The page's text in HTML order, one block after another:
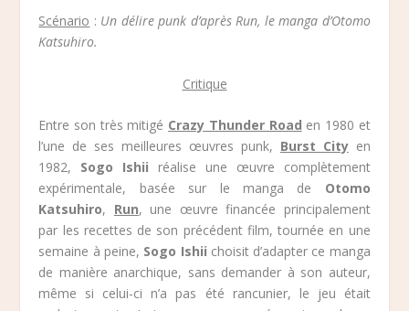
Scénario : Un délire punk d’après Run, le manga d’Otomo
Katsuhiro.
Critique
Entre son très mitigé Crazy Thunder Road en 1980 et
l’une de ses meilleures œuvres punk, Burst Cityen
1982, Sogo Ishii réalise une œuvre complètement
expérimentale, basée sur le manga de Otomo
Katsuhiro, Run, une œuvre financée principalement
par les recettes de son précédent film, tournée en une
semaine à peine, Sogo Ishii choisit d’adapter ce manga
de manière anarchique, sans demander à son auteur,
même si celui-ci n’a pas été rancunier, le jeu était